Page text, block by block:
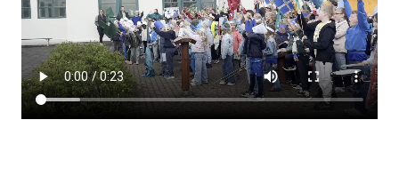
Umsókn um val utanskóla
Foreldrafélag